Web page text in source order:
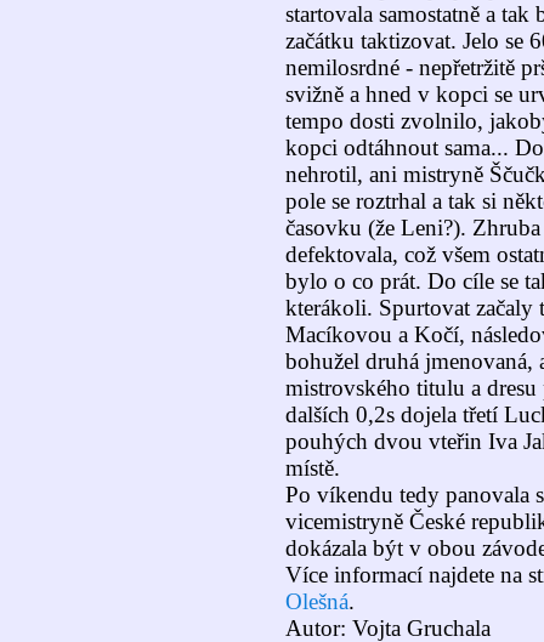
startovala samostatně a
začátku taktizovat. Jelo se
nemilosrdné - nepřetržitě
svižně a hned v kopci se
tempo dosti zvolnilo,
kopci odtáhnout sama...
nehrotil, ani mistryně
pole se roztrhal a tak si
časovku (že Leni?).
defektovala, což všem
bylo o co prát. Do cíle se
kterákoli. Spurtovat
Macíkovou a Kočí,
bohužel druhá
mistrovského titulu a
dalších 0,2s dojela třetí
pouhých dvou vteřin Iva
místě.
Po víkendu tedy panovala
vicemistryně České
dokázala být v obou
Více informací najdete na
Olešná.
Autor: Vojta Gruchala